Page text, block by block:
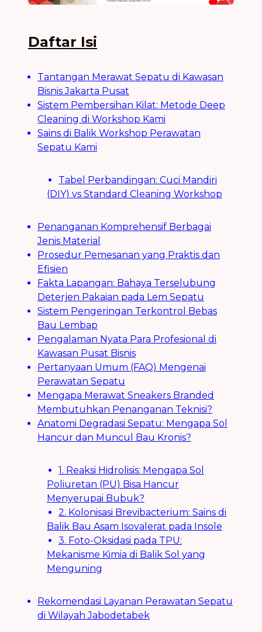
Daftar Isi
Tantangan Merawat Sepatu di Kawasan
Bisnis Jakarta Pusat
Sistem Pembersihan Kilat: Metode Deep
Cleaning di Workshop Kami
Sains di Balik Workshop Perawatan
Sepatu Kami
Tabel Perbandingan: Cuci Mandiri
(DIY) vs Standard Cleaning Workshop
Penanganan Komprehensif Berbagai
Jenis Material
Prosedur Pemesanan yang Praktis dan
Efisien
Fakta Lapangan: Bahaya Terselubung
Deterjen Pakaian pada Lem Sepatu
Sistem Pengeringan Terkontrol Bebas
Bau Lembap
Pengalaman Nyata Para Profesional di
Kawasan Pusat Bisnis
Pertanyaan Umum (FAQ) Mengenai
Perawatan Sepatu
Mengapa Merawat Sneakers Branded
Membutuhkan Penanganan Teknisi?
Anatomi Degradasi Sepatu: Mengapa Sol
Hancur dan Muncul Bau Kronis?
1. Reaksi Hidrolisis: Mengapa Sol
Poliuretan (PU) Bisa Hancur
Menyerupai Bubuk?
2. Kolonisasi Brevibacterium: Sains di
Balik Bau Asam Isovalerat pada Insole
3. Foto-Oksidasi pada TPU:
Mekanisme Kimia di Balik Sol yang
Menguning
Rekomendasi Layanan Perawatan Sepatu
di Wilayah Jabodetabek